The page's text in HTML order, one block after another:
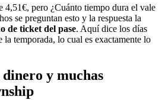
4,51€, pero ¿Cuánto tiempo dura el vale
se preguntan esto y la respuesta la
de ticket del pase. Aquí dice los días
la temporada, lo cual es exactamente lo
y muchas